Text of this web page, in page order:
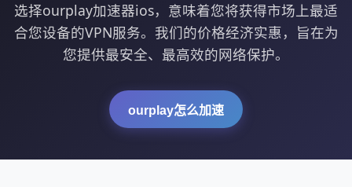
选择ourplay加速器ios，意味着您将获得市场上最适
合您设备的VPN服务。我们的价格经济实惠，旨在为
您提供最安全、最高效的网络保护。
ourplay怎么加速